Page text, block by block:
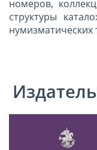
номеров,
структуры
нумизматических